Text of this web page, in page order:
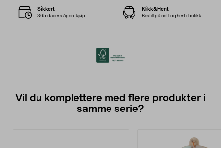
Sikkert
365 dagers åpent kjøp
Klikk&Hent
Bestill på nett og hent i butikk
Vil du komplettere med flere produkter i
samme serie?